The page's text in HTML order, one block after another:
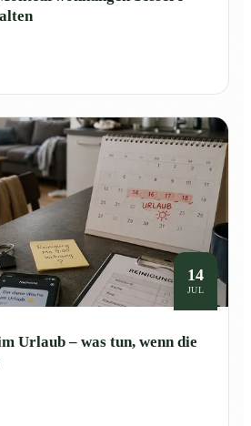
14
JUL
Urlaub – was tun, wenn die